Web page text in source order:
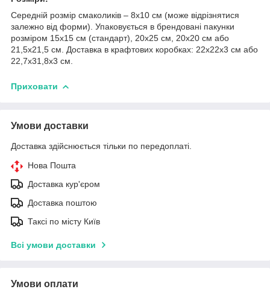
Середній розмір смаколиків – 8х10 см (може відрізнятися
залежно від форми). Упаковується в брендовані пакунки
розміром 15х15 см (стандарт), 20х25 см, 20х20 см або
21,5х21,5 см. Доставка в крафтових коробках: 22х22х3 см або
22,7х31,8х3 см.
Приховати
Умови доставки
Доставка здійснюється тільки по передоплаті.
Нова Пошта
Доставка кур'єром
Доставка поштою
Таксі по місту Київ
Всі умови доставки
Умови оплати